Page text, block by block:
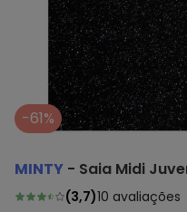
-61%
MINTY - Saia Midi
(3,7)10 avaliações